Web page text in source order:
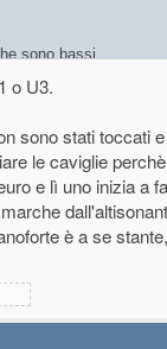
sono bassi.
o U3.
sono stati toccati
le caviglie
e lì uno inizia a
è a se